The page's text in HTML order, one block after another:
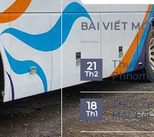
BÀI VIẾT
21
Th2
Thuê
Phnom
18
Th1
Thuê
Mộc Bài